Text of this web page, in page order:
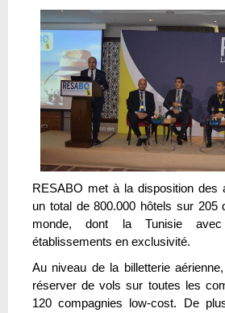
RESABO met à la disposition des
un total de 800.000 hôtels sur 205
monde, dont la Tunisie
établissements en exclusivité.
Au niveau de la billetterie
réserver de vols sur toutes les
120 compagnies low-cost. De